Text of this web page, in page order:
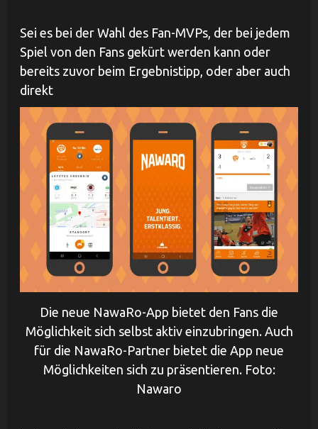
Sei es bei der Wahl des Fan-MVPs, der bei jedem
Spiel von den Fans gekürt werden kann oder
bereits zuvor beim Ergebnistipp, oder aber auch
direkt
Die neue NawaRo-App bietet den Fans die
Möglichkeit sich selbst aktiv einzubringen. Auch
für die NawaRo-Partner bietet die App neue
Möglichkeiten sich zu präsentieren. Foto:
Nawaro